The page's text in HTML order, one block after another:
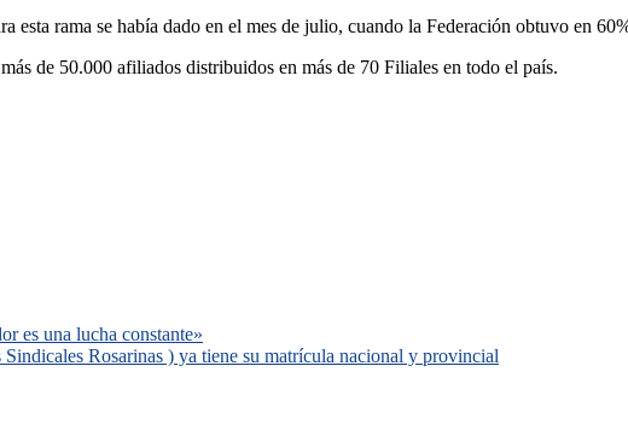
esta rama se había dado en el mes de julio, cuando la Federación obtuvo en
de 50.000 afiliados distribuidos en más de 70 Filiales en todo el país.
es una lucha constante»
Rosarinas ) ya tiene su matrícula nacional y provincial